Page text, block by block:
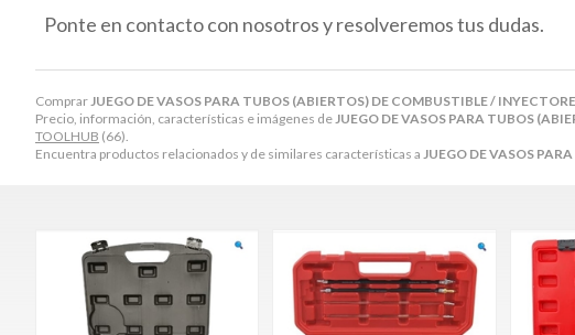
Comprar JUEGO DE VASOS PARA TUBOS (ABIERTOS) DE COMBUSTIBLE /
Precio, información, características e imágenes de JUEGO DE VASOS PARA TUBOS
TOOLHUB (66).
Encuentra productos relacionados y de similares características a JUEGO DE VASOS
Ponte en contacto con nosotros y resolveremos tus dudas.